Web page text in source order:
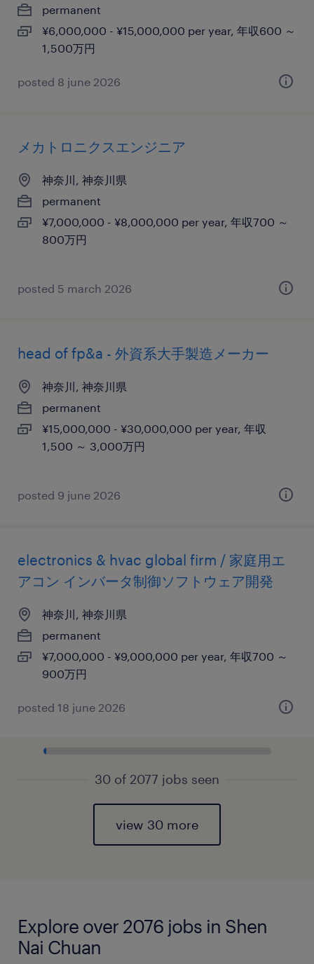
permanent
¥6,000,000 - ¥15,000,000 per year, 年収600 ～
1,500万円
posted 8 june 2026
メカトロニクスエンジニア
神奈川, 神奈川県
permanent
¥7,000,000 - ¥8,000,000 per year, 年収700 ～
800万円
posted 5 march 2026
head of fp&a - 外資系大手製造メーカー
神奈川, 神奈川県
permanent
¥15,000,000 - ¥30,000,000 per year, 年収
1,500 ～ 3,000万円
posted 9 june 2026
electronics & hvac global firm / 家庭用エ
アコン インバータ制御ソフトウェア開発
神奈川, 神奈川県
permanent
¥7,000,000 - ¥9,000,000 per year, 年収700 ～
900万円
posted 18 june 2026
30 of 2077 jobs seen
view 30 more
Explore over 2076 jobs in Shen
Nai Chuan